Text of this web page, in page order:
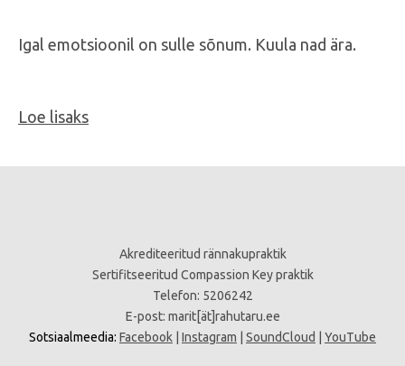
Igal emotsioonil on sulle sõnum. Kuula nad ära.
Loe lisaks
Akrediteeritud rännakupraktik
Sertifitseeritud Compassion Key praktik
Telefon: 5206242
E-post: marit[ät]rahutaru.ee
Sotsiaalmeedia: Facebook Instagram SoundCloud YouTube